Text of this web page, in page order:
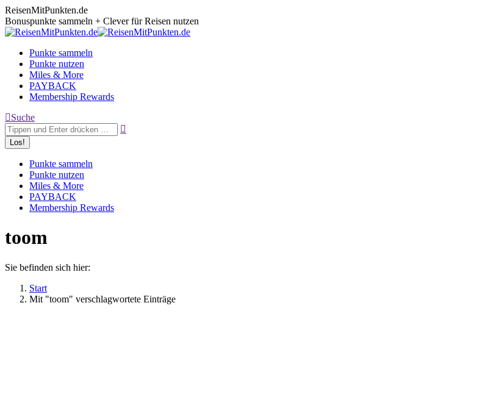
Zum
Inhalt
springen
ReisenMitPunkten.de
Bonuspunkte sammeln + Clever für Reisen nutzen
Punkte sammeln
Punkte nutzen
Miles & More
PAYBACK
Membership Rewards
Search:
Suche
Punkte sammeln
Punkte nutzen
Miles & More
PAYBACK
Membership Rewards
toom
Sie befinden sich hier:
Start
Mit "toom" verschlagwortete Einträge